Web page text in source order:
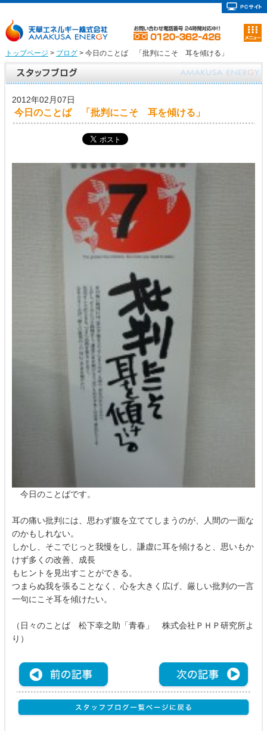
トップページ > ブログ> 今日のことば 「批判にこそ 耳を傾ける」
2012年02月07日
今日のことば 「批判にこそ 耳を傾ける」
今日のことばです。
耳の痛い批判には、思わず腹を立ててしまうのが、人間の一面な
のかもしれない。
しかし、そこでじっと我慢をし、謙虚に耳を傾けると、思いもか
けず多くの改善、成長
もヒントを見出すことができる。
つまらぬ我を張ることなく、心を大きく広げ、厳しい批判の一言
一句にこそ耳を傾けたい。
（日々のことば 松下幸之助「青春」 株式会社ＰＨＰ研究所よ
り）